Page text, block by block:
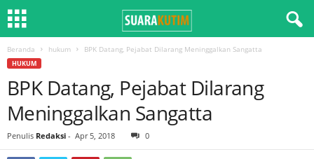
Beranda hukum BPK Datang, Pejabat Dilarang Meninggalkan Sangatta
HUKUM
BPK Datang, Pejabat Dilarang
Meninggalkan Sangatta
Penulis Redaksi - Apr 5, 2018 0